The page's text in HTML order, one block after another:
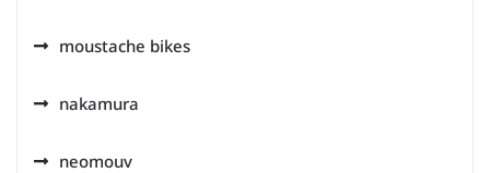
moustache bikes
nakamura
neomouv